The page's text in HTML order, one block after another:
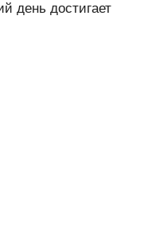
день достигает